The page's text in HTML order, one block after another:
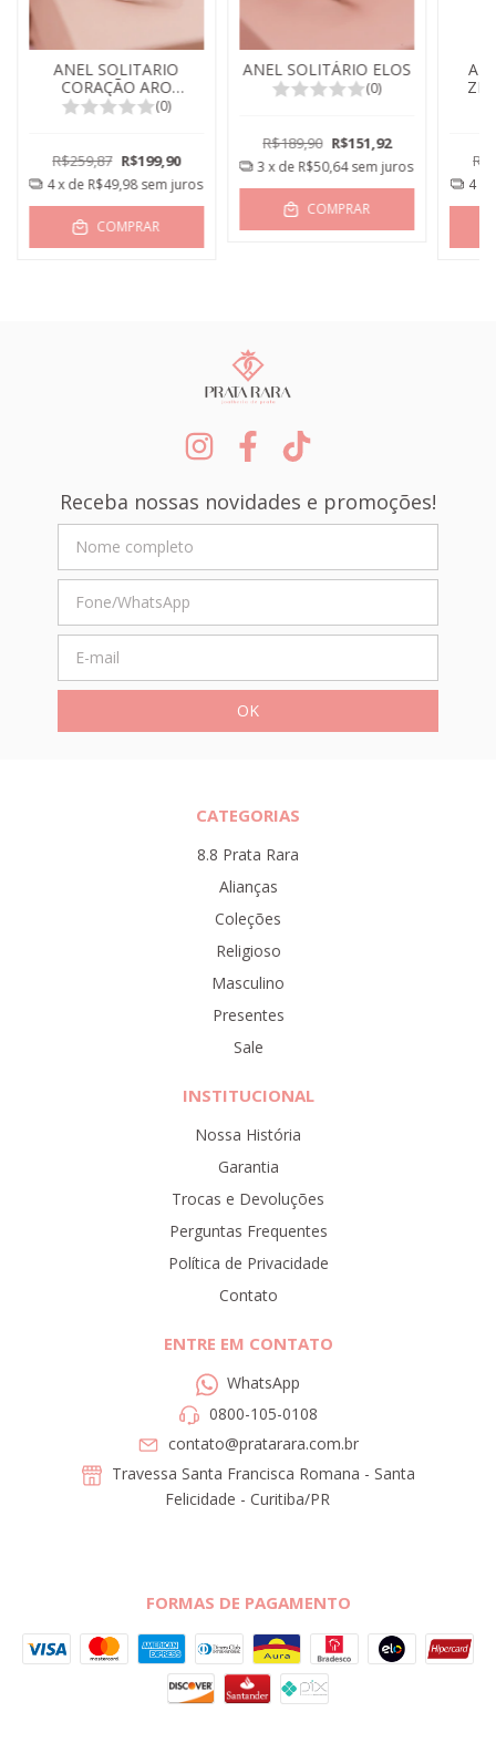
ANEL SOLITARIO
CORAÇÃO ARO
TEXTURIZADO
(0)
R$259,87 R$199,90
4x de R$49,98 sem juros
COMPRAR
ANEL SOLITÁRIO ELOS
(0)
R$189,90 R$151,92
3 x de R$50,64sem juros
COMPRAR
4
Receba nossas novidades e promoções!
CATEGORIAS
8.8 Prata Rara
Alianças
Coleções
Religioso
Masculino
Presentes
Sale
INSTITUCIONAL
Nossa História
Garantia
Trocas e Devoluções
Perguntas Frequentes
Política de Privacidade
Contato
ENTRE EM CONTATO
WhatsApp
0800-105-0108
contato@pratarara.com.br
Travessa Santa Francisca Romana - Santa
Felicidade - Curitiba/PR
FORMAS DE PAGAMENTO